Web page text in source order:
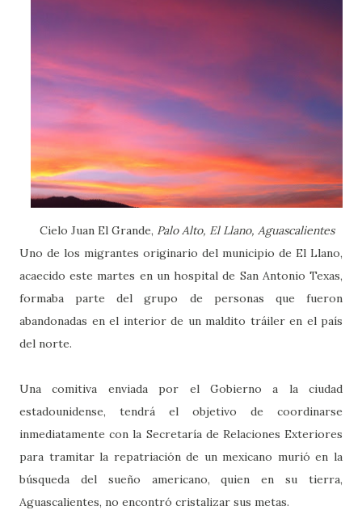
Cielo Juan El Grande, Palo Alto, El Llano, Aguascalientes
Uno de los migrantes originario del municipio de El Llano,
acaecido este martes en un hospital de San Antonio Texas,
formaba parte del grupo de personas que fueron
abandonadas en el interior de un maldito tráiler en el país
del norte.
Una comitiva enviada por el Gobierno a la ciudad
estadounidense, tendrá el objetivo de coordinarse
inmediatamente con la Secretaría de Relaciones Exteriores
para tramitar la repatriación de un mexicano murió en la
búsqueda del sueño americano, quien en su tierra,
Aguascalientes, no encontró cristalizar sus metas.